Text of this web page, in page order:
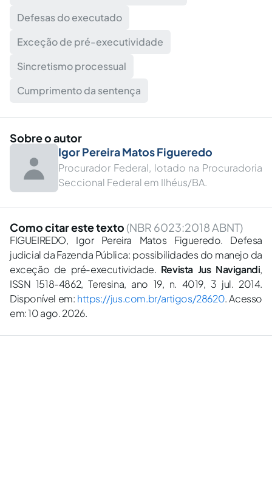
Defesas do executado
Exceção de pré-executividade
Sincretismo processual
Cumprimento da sentença
Sobre o autor
Igor Pereira Matos Figueredo
Procurador Federal, lotado na Procuradoria
Seccional Federal em Ilhéus/BA.
Como citar este texto (NBR 6023:2018 ABNT)
FIGUEIREDO, Igor Pereira Matos Figueredo. Defesa
judicial da Fazenda Pública: possibilidades do manejo da
exceção de pré-executividade. Revista Jus Navigandi,
ISSN 1518-4862, Teresina, ano 19, n. 4019, 3 jul. 2014.
Disponível em: https://jus.com.br/artigos/28620. Acesso
em: 10 ago. 2026.